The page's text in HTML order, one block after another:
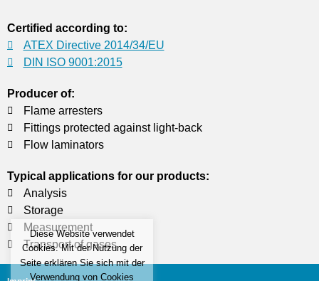
Certified according to:
ATEX Directive 2014/34/EU
DIN ISO 9001:2015
Producer of:
Flame arresters
Fittings protected against light-back
Flow laminators
Typical applications for our products:
Analysis
Storage
Measurement
Transport of gases
Diese Website verwendet
Cookies. Mit der Nutzung der
Seite erklären Sie sich mit der
Verwendung von Cookies